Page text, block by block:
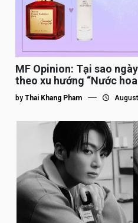
MF Opinion: Tại sao
theo xu hướng “Nước hoa
by Thai Khang Pham